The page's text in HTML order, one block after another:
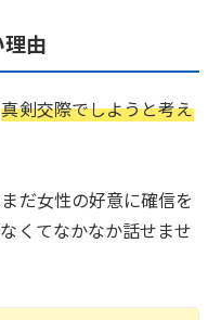
由
真剣交際でしようと考え
だ女性の好意に確信を
くてなかなか話せませ